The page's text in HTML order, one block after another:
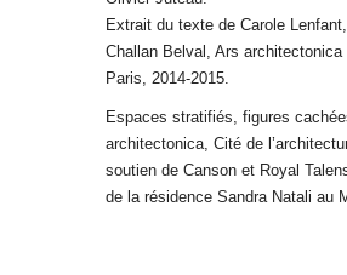
Extrait du texte de Carole
Challan Belval, Ars
Paris, 2014-2015.
Espaces stratifiés, figures
architectonica, Cité de
soutien de Canson et Royal
de la résidence Sandra Natali au